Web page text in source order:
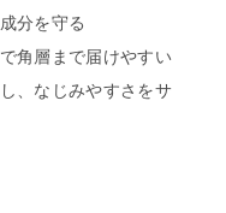
分を守る
角層まで届けやすい
、なじみやすさをサ